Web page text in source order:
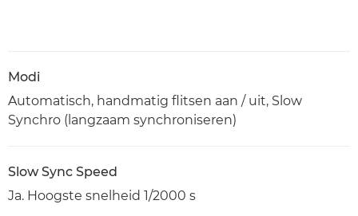
Modi
Automatisch, handmatig flitsen aan / uit, Slow
Synchro (langzaam synchroniseren)
Slow Sync Speed
Ja. Hoogste snelheid 1/2000 s